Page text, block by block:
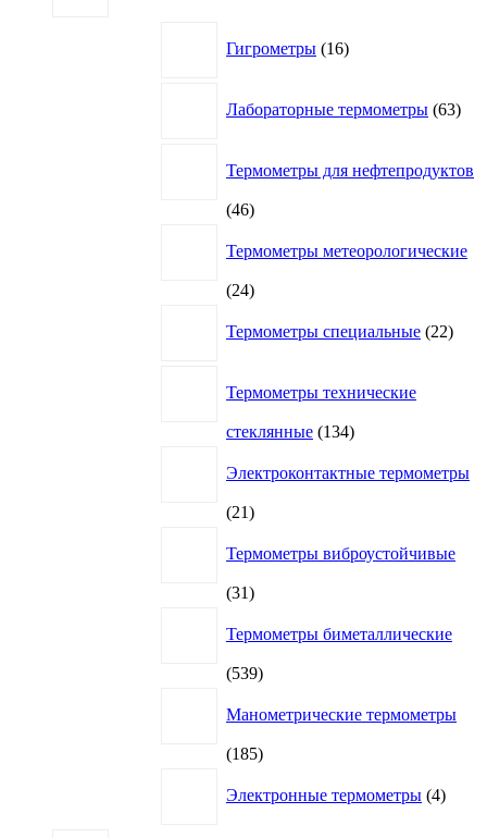
Гигрометры 16товаров
Лабораторные термометры 63
Термометры для нефтепродуктов
4646
Термометры метеорологические
2424
Термометры специальные 22
Термометры технические
стеклянные 134134
Электроконтактные термометры
2121
Термометры виброустойчивые
3131
Термометры биметаллические
539539
Манометрические термометры
185185
Электронные термометры 4товара